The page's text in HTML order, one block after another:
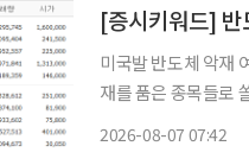
미국발 반도체 악재
재를 품은 종목들로 쏠리고 있다. 7일 금융투자업계에 따
2026-08-07 07:42